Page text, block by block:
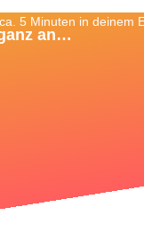
5 Minuten in deinem
an…